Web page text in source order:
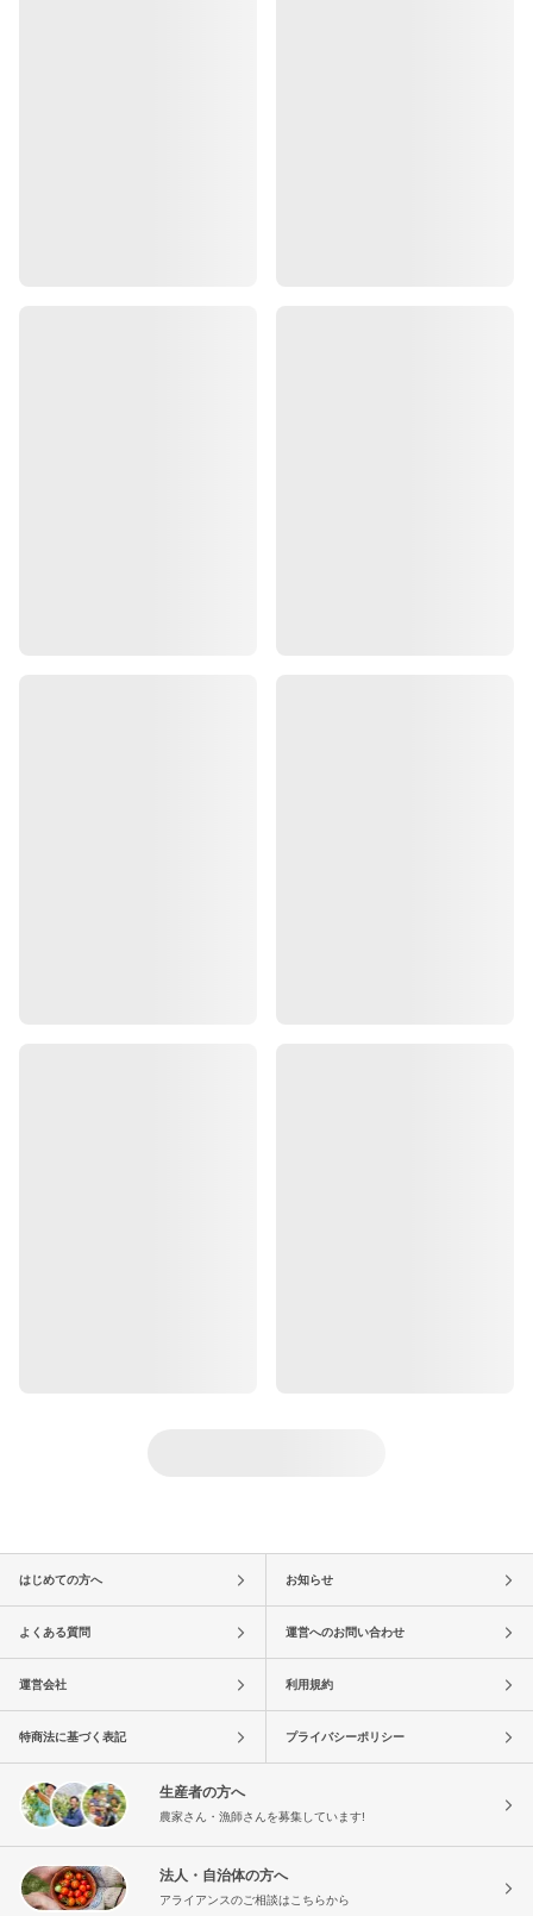
はじめての方へ お知らせ
よくある質問 運営へのお問い合わせ
運営会社 利用規約
特商法に基づく表記 プライバシーポリシー
生産者の方へ
農家さん・漁師さんを募集しています!
法人・自治体の方へ
アライアンスのご相談はこちらから